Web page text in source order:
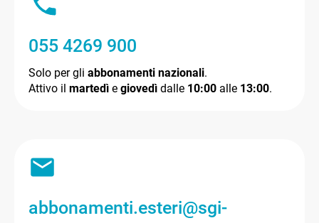
055 4269 900
Solo per gli abbonamenti nazionali.
Attivo il martedì e giovedì dalle 10:00 alle 13:00.
abbonamenti.esteri@sgi-